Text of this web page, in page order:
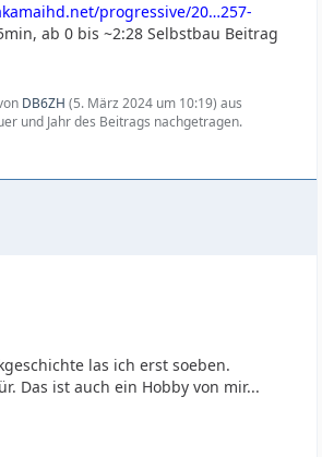
progressive/20…257-
ab 0 bis ~2:28 Selbstbau Beitrag
DB6ZH (5. März 2024 um 10:19) aus
und Jahr des Beitrags nachgetragen.
las ich erst soeben.
Das ist auch ein Hobby von mir...